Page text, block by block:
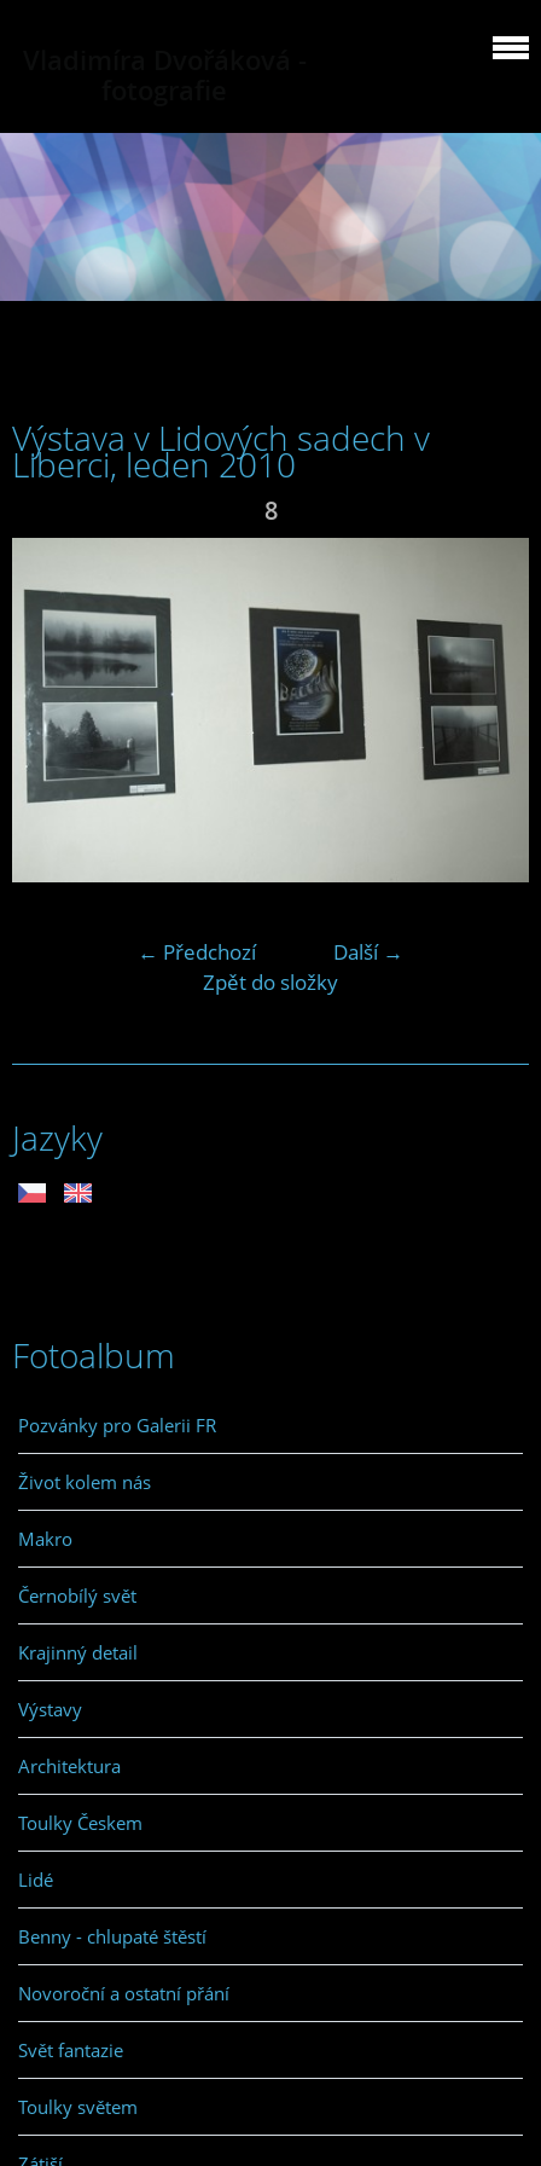
Výstava v Lidových sadech v
Liberci, leden 2010
8
← Předchozí
Další →
Zpět do složky
Jazyky
Fotoalbum
Pozvánky pro Galerii FR
Život kolem nás
Makro
Černobílý svět
Krajinný detail
Výstavy
Architektura
Toulky Českem
Lidé
Benny - chlupaté štěstí
Novoroční a ostatní přání
Svět fantazie
Toulky světem